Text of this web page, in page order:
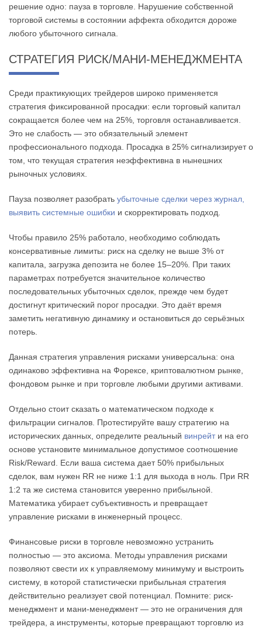
решение одно: пауза в торговле. Нарушение собственной
торговой системы в состоянии аффекта обходится дороже
любого убыточного сигнала.
СТРАТЕГИЯ РИСК/МАНИ-МЕНЕДЖМЕНТА
Среди практикующих трейдеров широко применяется
стратегия фиксированной просадки: если торговый капитал
сокращается более чем на 25%, торговля останавливается.
Это не слабость — это обязательный элемент
профессионального подхода. Просадка в 25% сигнализирует о
том, что текущая стратегия неэффективна в нынешних
рыночных условиях.
Пауза позволяет разобрать убыточные сделки через журнал,
выявить системные ошибки и скорректировать подход.
Чтобы правило 25% работало, необходимо соблюдать
консервативные лимиты: риск на сделку не выше 3% от
капитала, загрузка депозита не более 15–20%. При таких
параметрах потребуется значительное количество
последовательных убыточных сделок, прежде чем будет
достигнут критический порог просадки. Это даёт время
заметить негативную динамику и остановиться до серьёзных
потерь.
Данная стратегия управления рисками универсальна: она
одинаково эффективна на Форексе, криптовалютном рынке,
фондовом рынке и при торговле любыми другими активами.
Отдельно стоит сказать о математическом подходе к
фильтрации сигналов. Протестируйте вашу стратегию на
исторических данных, определите реальный винрейти на его
основе установите минимальное допустимое соотношение
Risk/Reward. Если ваша система дает 50% прибыльных
сделок, вам нужен RR не ниже 1:1 для выхода в ноль. При RR
1:2 та же система становится уверенно прибыльной.
Математика убирает субъективность и превращает
управление рисками в инженерный процесс.
Финансовые риски в торговле невозможно устранить
полностью — это аксиома. Методы управления рисками
позволяют свести их к управляемому минимуму и выстроить
систему, в которой статистически прибыльная стратегия
действительно реализует свой потенциал. Помните: риск-
менеджмент и мани-менеджмент — это не ограничения для
трейдера, а инструменты, которые превращают торговлю из